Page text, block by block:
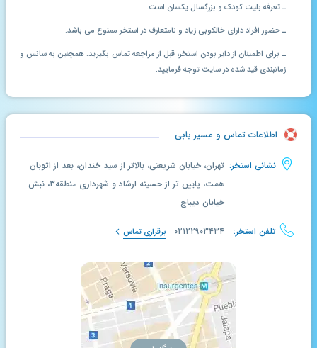
ـ تعرفه بلیت کودک و بزرگسال یکسان است.
ـ حضور افراد دارای خالکوبی زیاد و نامتعارف در استخر ممنوع می باشد.
ـ برای اطمینان از دایر بودن استخر، قبل از مراجعه تماس بگیرید. همچنین به سانس و
زمانبندی قید شده در سایت توجه فرمایید.
اطلاعات تماس و مسیر یابی
نشانی استخر: تهران، خیابان شریعتی، بالاتر از سید خندان، بعد از اتوبان
همت، پایین تر از حسینه ارشاد و شهرداری منطقه۳، نبش
خیابان دیباج
تلفن استخر: ۰۲۱۲۲۹۰۳۴۳۴ برقراری تماس